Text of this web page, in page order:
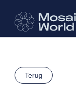
Terug